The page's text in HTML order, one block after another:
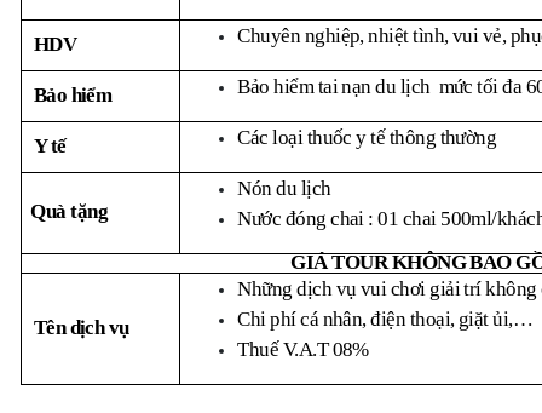
HDV Chuyên nghiệp, nhiệt tình, vui vẻ,
Bảo hiểm Bảo hiểm tai nạn du lịch mức tối đa
Y tế Các loại thuốc y tế thông thường
Quà tặng
Nón du lịch
Nước đóng chai : 01 chai 500ml/
GIÁ TOUR KHÔNG BAO
Tên dịch vụ
Những dịch vụ vui chơi giải trí không
Chi phí cá nhân, điện thoại, giặt ủi,…
Thuế V.A.T 08%